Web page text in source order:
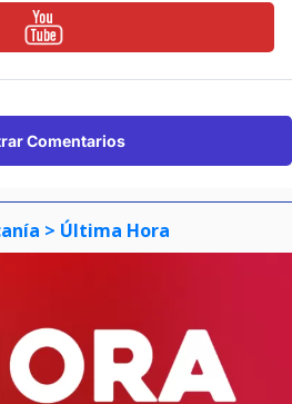
Comentarios
> Última Hora